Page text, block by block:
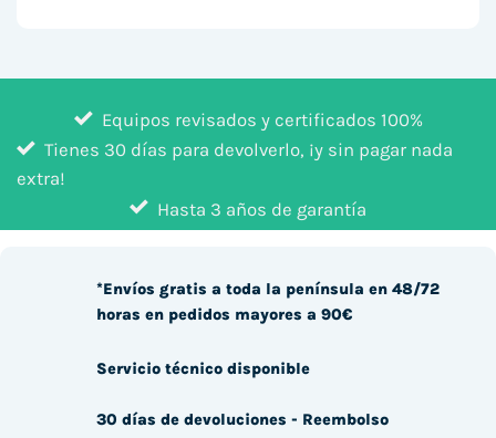
Equipos revisados y certificados 100%
Tienes 30 días para devolverlo, ¡y sin pagar nada
extra!
Hasta 3 años de garantía
*Envíos gratis a toda la península en 48/72
horas en pedidos mayores a 90€
Servicio técnico disponible
30 días de devoluciones - Reembolso